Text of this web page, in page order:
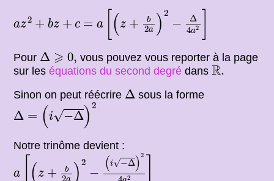
az2 + bz + c
z2 + bz c = a (z + b
2a )2
−
Δ
4a2
z Δ
Pour Δ ⩾ 0,
Δ ⩾0 ,
vous pouvez vous reporter à la page
sur leséquations du second degré dansR.
R .
Sinon on peut réécrire Δ
Δ sous la forme
Δ = (i√−Δ)2
Δ=(i− Δ) 2
Notre trinôme devient :
a (z + b
2a )2
− (i√−Δ)2
2
a[(z+ b2a)2−(i−Δ)2 4 2]